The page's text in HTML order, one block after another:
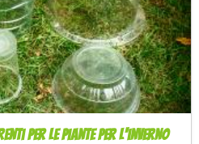
per le piante per l'inverno